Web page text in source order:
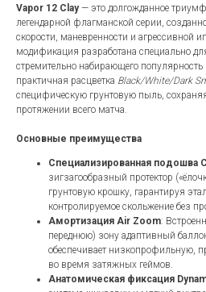
Vapor 12 Clay— это долгожданное
легендарной флагманской серии,
скорости, маневренности и агрессивной
модификация разработана специально
стремительно набирающего
практичная расцветка Black/White/Dark
специфическую грунтовую пыль,
протяжении всего матча.
Основные преимущества
Специализированная подошва
зигзагообразный протектор
грунтовую крошку, гарантируя
контролируемое скольжение без
Амортизация Air Zoom:
переднюю) зону адаптивный
обеспечивает низкопрофильную,
во время затяжных геймов.
Анатомическая фиксация